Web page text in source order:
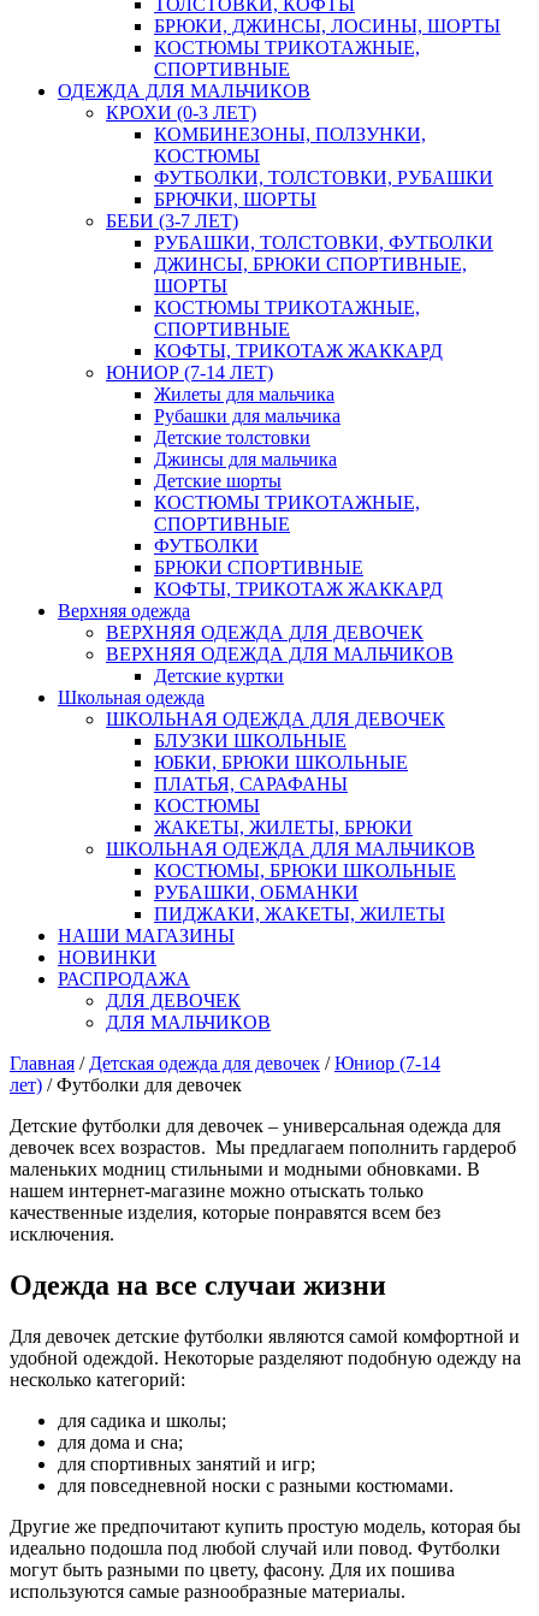
ТОЛСТОВКИ, КОФТЫ
БРЮКИ, ДЖИНСЫ, ЛОСИНЫ, ШОРТЫ
КОСТЮМЫ ТРИКОТАЖНЫЕ,
СПОРТИВНЫЕ
ОДЕЖДА ДЛЯ МАЛЬЧИКОВ
КРОХИ (0-3 ЛЕТ)
КОМБИНЕЗОНЫ, ПОЛЗУНКИ,
КОСТЮМЫ
ФУТБОЛКИ, ТОЛСТОВКИ, РУБАШКИ
БРЮЧКИ, ШОРТЫ
БЕБИ (3-7 ЛЕТ)
РУБАШКИ, ТОЛСТОВКИ, ФУТБОЛКИ
ДЖИНСЫ, БРЮКИ СПОРТИВНЫЕ,
ШОРТЫ
КОСТЮМЫ ТРИКОТАЖНЫЕ,
СПОРТИВНЫЕ
КОФТЫ, ТРИКОТАЖ ЖАККАРД
ЮНИОР (7-14 ЛЕТ)
Жилеты для мальчика
Рубашки для мальчика
Детские толстовки
Джинсы для мальчика
Детские шорты
КОСТЮМЫ ТРИКОТАЖНЫЕ,
СПОРТИВНЫЕ
ФУТБОЛКИ
БРЮКИ СПОРТИВНЫЕ
КОФТЫ, ТРИКОТАЖ ЖАККАРД
Верхняя одежда
ВЕРХНЯЯ ОДЕЖДА ДЛЯ ДЕВОЧЕК
ВЕРХНЯЯ ОДЕЖДА ДЛЯ МАЛЬЧИКОВ
Детские куртки
Школьная одежда
ШКОЛЬНАЯ ОДЕЖДА ДЛЯ ДЕВОЧЕК
БЛУЗКИ ШКОЛЬНЫЕ
ЮБКИ, БРЮКИ ШКОЛЬНЫЕ
ПЛАТЬЯ, САРАФАНЫ
КОСТЮМЫ
ЖАКЕТЫ, ЖИЛЕТЫ, БРЮКИ
ШКОЛЬНАЯ ОДЕЖДА ДЛЯ МАЛЬЧИКОВ
КОСТЮМЫ, БРЮКИ ШКОЛЬНЫЕ
РУБАШКИ, ОБМАНКИ
ПИДЖАКИ, ЖАКЕТЫ, ЖИЛЕТЫ
НАШИ МАГАЗИНЫ
НОВИНКИ
РАСПРОДАЖА
ДЛЯ ДЕВОЧЕК
ДЛЯ МАЛЬЧИКОВ
Главная / Детская одежда для девочек /Юниор (7-14
лет) / Футболки для девочек
Детские футболки для девочек – универсальная одежда для
девочек всех возрастов. Мы предлагаем пополнить гардероб
маленьких модниц стильными и модными обновками. В
нашем интернет-магазине можно отыскать только
качественные изделия, которые понравятся всем без
исключения.
Одежда на все случаи жизни
Для девочек детские футболки являются самой комфортной и
удобной одеждой. Некоторые разделяют подобную одежду на
несколько категорий:
для садика и школы;
для дома и сна;
для спортивных занятий и игр;
для повседневной носки с разными костюмами.
Другие же предпочитают купить простую модель, которая бы
идеально подошла под любой случай или повод. Футболки
могут быть разными по цвету, фасону. Для их пошива
используются самые разнообразные материалы.